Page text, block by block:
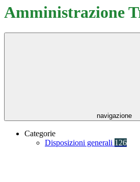
Amministrazione
navigazione
Categorie
Disposizioni generali 126